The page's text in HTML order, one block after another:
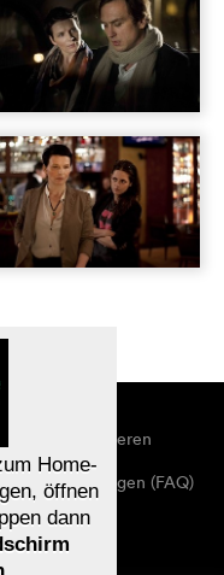
abonnieren
gestellte Fragen (FAQ)
Home-
öffnen
dann